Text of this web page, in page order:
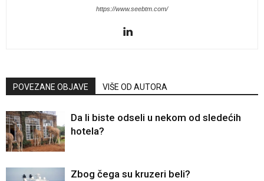
https://www.seebtm.com/
POVEZANE OBJAVE VIŠE OD AUTORA
Da li biste odseli u nekom od sledećih
hotela?
Zbog čega su kruzeri beli?